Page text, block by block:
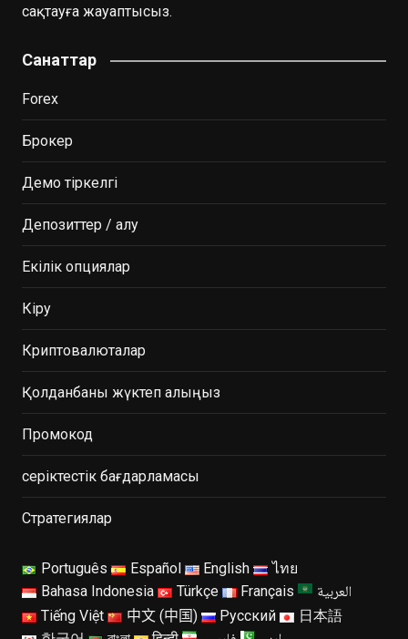
сақтауға жауаптысыз.
Санаттар
Forex
Брокер
Демо тіркелгі
Депозиттер / алу
Екілік опциялар
Кіру
Криптовалюталар
Қолданбаны жүктеп алыңыз
Промокод
серіктестік бағдарламасы
Стратегиялар
Português Español English
ไทย
Bahasa Indonesia
Türkçe Français العربية
Tiếng Việt 中文 (中国) Русский
日本語